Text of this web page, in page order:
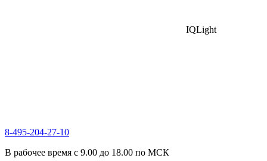
IQLight
8-495-204-27-10
В рабочее время с 9.00 до 18.00 по МСК